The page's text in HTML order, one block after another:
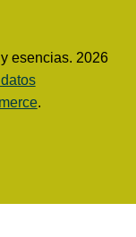
esencias. 2026
.